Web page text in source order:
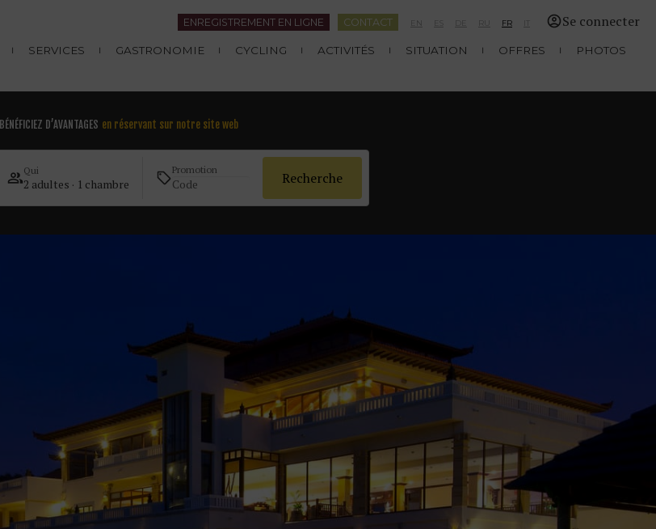
Se connecter
EN RU FR IT
CONTACT
ENREGISTREMENT EN LIGNE
SERVICES GASTRONOMIE CYCLING ACTIVITÉS SITUATION OFFRES PHOTOS
BÉNÉFICIEZ D’AVANTAGES en réservant sur notre site web
Qui
2 adultes · 1 chambre
Promotion Recherche